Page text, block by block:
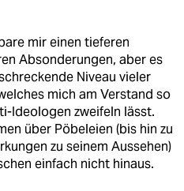
mir einen tieferen
Absonderungen, aber es
Niveau vieler
mich am Verstand so
Ideologen zweifeln lässt.
über Pöbeleien (bis hin zu
zu seinem Aussehen)
einfach nicht hinaus.